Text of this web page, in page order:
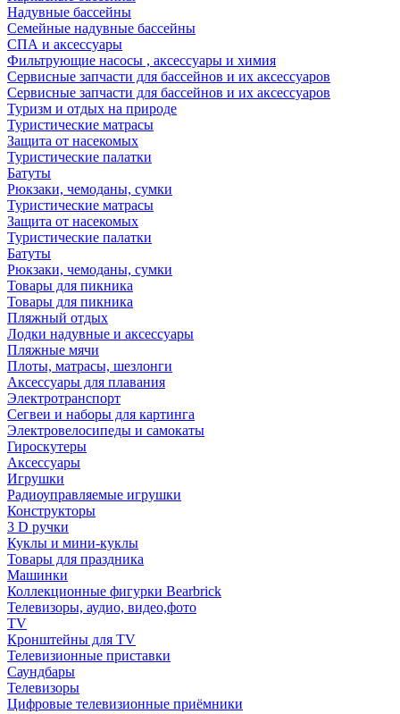
Надувные бассейны
Семейные надувные бассейны
СПА и аксессуары
Фильтрующие насосы , аксессуары и химия
Cервисные запчасти для бассейнов и их аксессуаров
Cервисные запчасти для бассейнов и их аксессуаров
Туризм и отдых на природе
Туристические матрасы
Защита от насекомых
Туристические палатки
Батуты
Рюкзаки, чемоданы, сумки
Туристические матрасы
Защита от насекомых
Туристические палатки
Батуты
Рюкзаки, чемоданы, сумки
Товары для пикника
Товары для пикника
Пляжный отдых
Лодки надувные и аксессуары
Пляжные мячи
Плоты, матрасы, шезлонги
Аксессуары для плавания
Электротранспорт
Сегвеи и наборы для картинга
Электровелосипеды и самокаты
Гироскутеры
Аксессуары
Игрушки
Радиоуправляемые игрушки
Конструкторы
3 D ручки
Куклы и мини-куклы
Товары для праздника
Машинки
Коллекционные фигурки Bearbrick
Телевизоры, аудио, видео,фото
TV
Кронштейны для TV
Телевизионные приставки
Саундбары
Телевизоры
Цифровые телевизионные приёмники